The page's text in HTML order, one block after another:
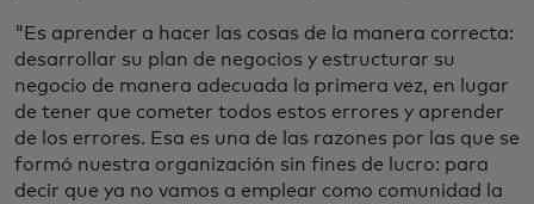
"Es aprender a hacer las cosas de la manera correcta:
desarrollar su plan de negocios y estructurar su
negocio de manera adecuada la primera vez, en lugar
de tener que cometer todos estos errores y aprender
de los errores. Esa es una de las razones por las que se
formó nuestra organización sin fines de lucro: para
decir que ya no vamos a emplear como comunidad la